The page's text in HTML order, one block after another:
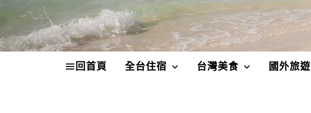
回首頁 全台住宿 台灣美食 國外旅遊